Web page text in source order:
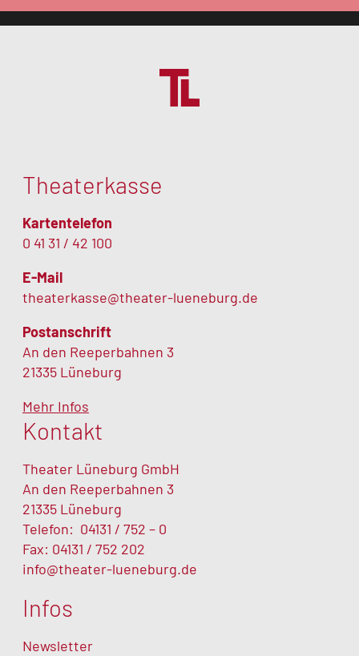
Theaterkasse
Kartentelefon
0 41 31 / 42 100
E-Mail
theaterkasse@theater-lueneburg.de
Postanschrift
An den Reeperbahnen 3
21335 Lüneburg
Mehr Infos
Kontakt
Theater Lüneburg GmbH
An den Reeperbahnen 3
21335 Lüneburg
Telefon: 04131 / 752 – 0
Fax: 04131 / 752 202
info@theater-lueneburg.de
Infos
Newsletter